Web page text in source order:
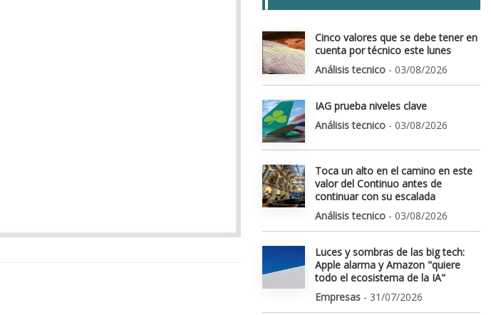
Cinco valores que se debe tener en
cuenta por técnico este lunes
Análisis tecnico - 03/08/2026
IAG prueba niveles clave
Análisis tecnico - 03/08/2026
Toca un alto en el camino en este
valor del Continuo antes de
continuar con su escalada
Análisis tecnico - 03/08/2026
Luces y sombras de las big tech:
Apple alarma y Amazon "quiere
todo el ecosistema de la IA"
Empresas - 31/07/2026